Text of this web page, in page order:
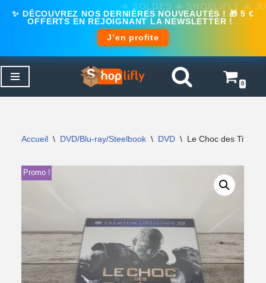
✨ DÉCOUVREZ NOS DERNIÈRES NOUVEAUTÉS ! 🎁 5 €
OFFERTS EN REJOIGNANT LA NEWSLETTER !
J’en profite
Aller
0
Accueil \ DVD/Blu-ray/Steelbook \ DVD \ Le Choc des Titans
Promo !